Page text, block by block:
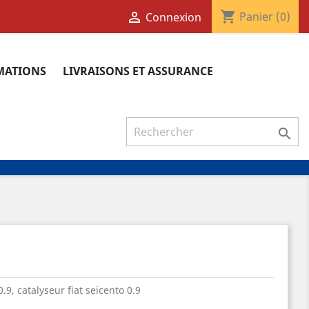
 Connexion shopping_cart Panier (0)
LIVRAISONS ET ASSURANCE

catalyseur fiat seicento 0.9